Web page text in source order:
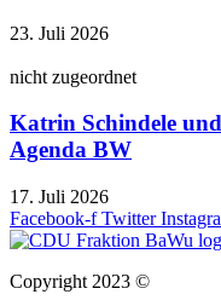
23. Juli 2026
nicht zugeordnet
Katrin Schindele
Agenda BW
17. Juli 2026
Facebook-f Twitter
Copyright 2023 ©